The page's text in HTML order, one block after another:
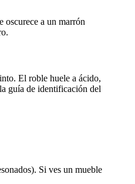
oscurece a un marrón
El roble huele a ácido,
guía de identificación del
Si ves un mueble